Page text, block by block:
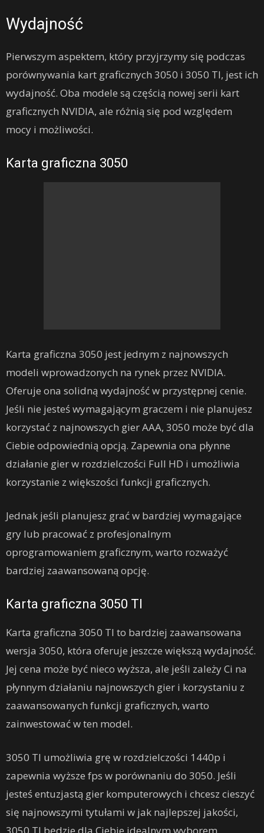
Wydajność
Pierwszym aspektem, który przyjrzymy się podczas
porównywania kart graficznych 3050 i 3050 TI, jest ich
wydajność. Oba modele są częścią nowej serii kart
graficznych NVIDIA, ale różnią się pod względem
mocy i możliwości.
Karta graficzna 3050
Karta graficzna 3050 jest jednym z najnowszych
modeli wprowadzonych na rynek przez NVIDIA.
Oferuje ona solidną wydajność w przystępnej cenie.
Jeśli nie jesteś wymagającym graczem i nie planujesz
korzystać z najnowszych gier AAA, 3050 może być dla
Ciebie odpowiednią opcją. Zapewnia ona płynne
działanie gier w rozdzielczości Full HD i umożliwia
korzystanie z większości funkcji graficznych.
Jednak jeśli planujesz grać w bardziej wymagające
gry lub pracować z profesjonalnym
oprogramowaniem graficznym, warto rozważyć
bardziej zaawansowaną opcję.
Karta graficzna 3050 TI
Karta graficzna 3050 TI to bardziej zaawansowana
wersja 3050, która oferuje jeszcze większą wydajność.
Jej cena może być nieco wyższa, ale jeśli zależy Ci na
płynnym działaniu najnowszych gier i korzystaniu z
zaawansowanych funkcji graficznych, warto
zainwestować w ten model.
3050 TI umożliwia grę w rozdzielczości 1440p i
zapewnia wyższe fps w porównaniu do 3050. Jeśli
jesteś entuzjastą gier komputerowych i chcesz cieszyć
się najnowszymi tytułami w jak najlepszej jakości,
3050 TI będzie dla Ciebie idealnym wyborem.